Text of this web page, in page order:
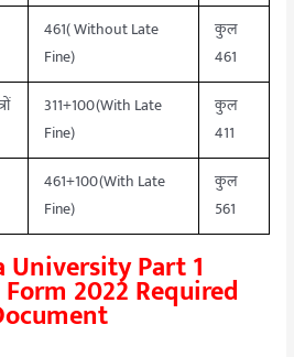
461( Without Late
Fine)
कुल
461
311+100(With Late
Fine)
कुल
411
461+100(With Late
Fine)
कुल
561
Part 1
2022 Required